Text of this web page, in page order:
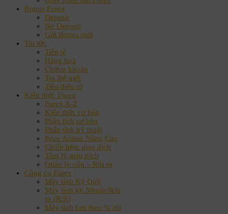
Bonus Forex
Deposit
No Deposit
Gửi Bonus mới
Tin tức
Tiền tệ
Hàng hoá
Chứng khoán
Tin thế giới
Tiền điện tử
Kiến thức Forex
Forex A-Z
Kiến thức cơ bản
Phân tích cơ bản
Phân tích kỹ thuật
Price Action Nâng Cao
Chiến lược giao dịch
Tâm lý giao dịch
Quản lý vốn – Rủi ro
Công cụ Forex
Máy tính Ký Quỹ
Máy tính lợi Nhuận/Rủi
ro (R:R)
Máy tính Lot theo % rủi